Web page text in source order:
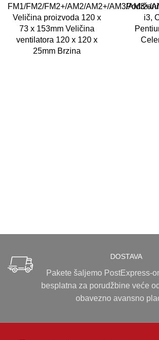
FM1/FM2/FM2+/AM2/AM2+/AM3/AM3+/
Veličina proizvoda 120 x
73 x 153mm Veličina
ventilatora 120 x 120 x
25mm Brzina
i3,
DOSTAVA
Pakete šaljemo PostExpress-
besplatna za porudžbine veće
obavezno avansno